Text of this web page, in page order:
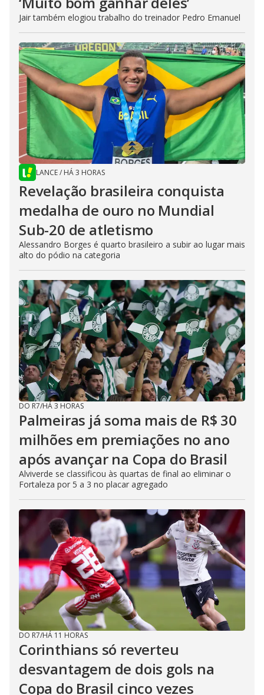
Jair também elogiou trabalho do treinador Pedro Emanuel
LANCE/ HÁ 3 HORAS
Revelação brasileira conquista
medalha de ouro no Mundial
Sub-20 de atletismo
Alessandro Borges é quarto brasileiro a subir ao lugar mais
alto do pódio na categoria
DO R7/HÁ 3 HORAS
Palmeiras já soma mais de R$ 30
milhões em premiações no ano
após avançar na Copa do Brasil
Alviverde se classificou às quartas de final ao eliminar o
Fortaleza por 5 a 3 no placar agregado
DO R7/HÁ 11 HORAS
Corinthians só reverteu
desvantagem de dois gols na
Copa do Brasil cinco vezes